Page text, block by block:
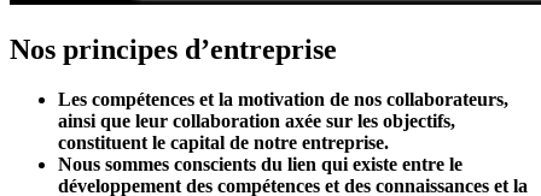
Nos principes d’entreprise
Les compétences et la motivation de nos collaborateurs,
ainsi que leur collaboration axée sur les objectifs,
constituent le capital de notre entreprise.
Nous sommes conscients du lien qui existe entre le
développement des compétences et des connaissances et la